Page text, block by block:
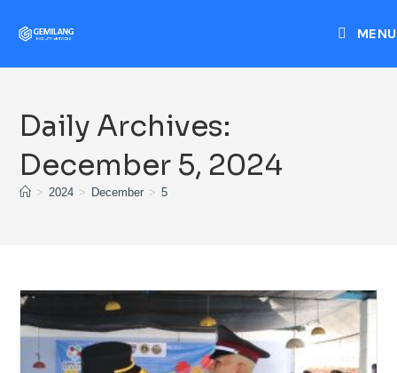
MENU
Daily Archives:
December 5, 2024
> 2024 > December > 5